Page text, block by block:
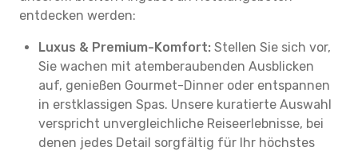
entdecken werden:
Luxus & Premium-Komfort: Stellen Sie sich vor,
Sie wachen mit atemberaubenden Ausblicken
auf, genießen Gourmet-Dinner oder entspannen
in erstklassigen Spas. Unsere kuratierte Auswahl
verspricht unvergleichliche Reiseerlebnisse, bei
denen jedes Detail sorgfältig für Ihr höchstes